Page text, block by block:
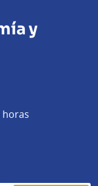
y
horas